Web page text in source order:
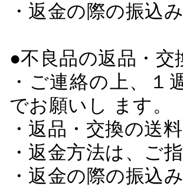
・返金の際の振込
●不良品の返品・交
・ご連絡の上、
でお願いし ます。
・返品・交換の送
・返金方法は、ご
・返金の際の振込